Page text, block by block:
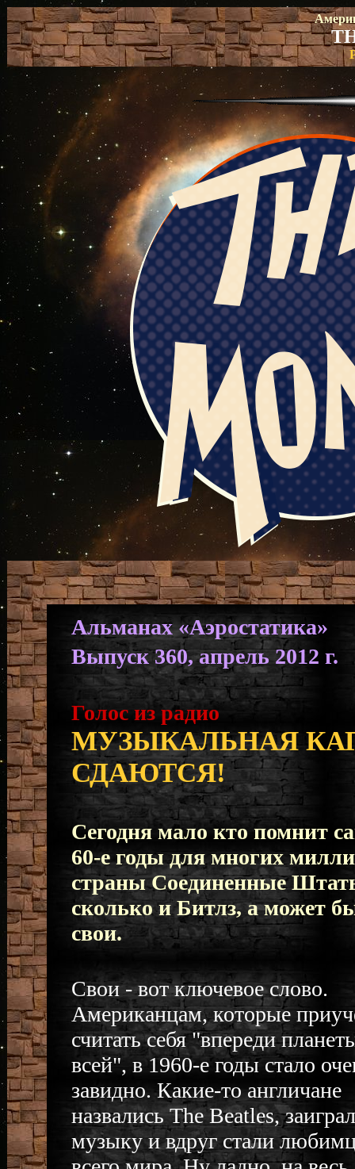
Альманах «Аэростатика»
Выпуск 360, апрель 2012 г.
Голос из радио
МУЗЫКАЛЬНАЯ
СДАЮТСЯ!
Сегодня мало кто помнит
60-е годы для многих
страны Соединенные
сколько и Битлз, а может
свои.
Свои - вот ключевое слово.
Американцам, которые
считать себя "впереди
всей", в 1960-е годы стало
завидно. Какие-то англичане
назвались The Beatles,
музыку и вдруг стали